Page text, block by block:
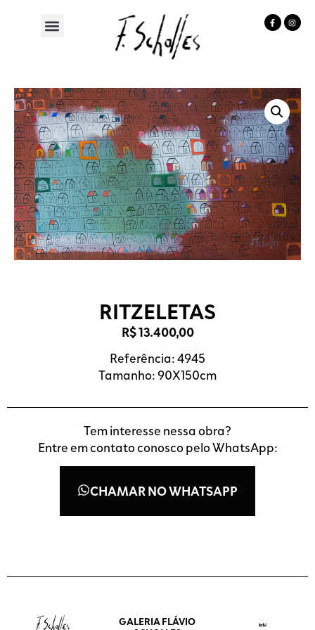
RITZELETAS
R$13.400,00
Referência: 4945
Tamanho: 90X150cm
Tem interesse nessa obra?
Entre em contato conosco pelo WhatsApp:
CHAMAR NO WHATSAPP
GALERIA FLÁVIO